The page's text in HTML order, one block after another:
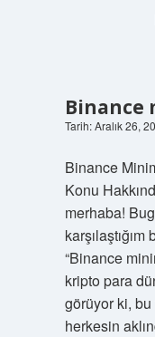
Binance
Tarih: Aralık 26,
Binance
Konu
merhaba!
“Binance
kripto para
görüyor ki,
herkesin